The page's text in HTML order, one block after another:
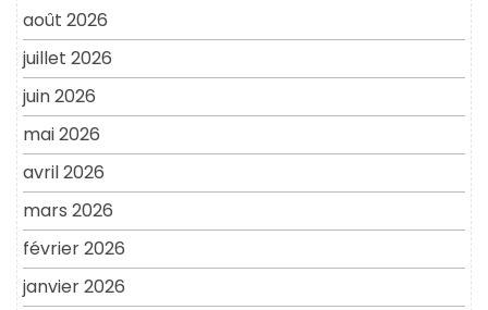
août 2026
juillet 2026
juin 2026
mai 2026
avril 2026
mars 2026
février 2026
janvier 2026